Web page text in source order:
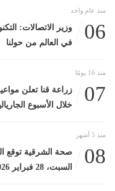
منذ عام واحد
06
وزير الاتصالات:
في العالم من حولنا
منذ 16 يومًا
07
زراعة قنا تعلن
خلال الأسبوع الجارياليوم السبت،
منذ 5 أشهر
08
السبت، 28 فبراير 2026 09:18 مـ